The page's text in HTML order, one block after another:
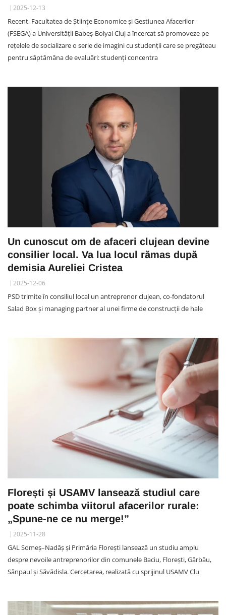
2025-12-13
Recent, Facultatea de Științe Economice și Gestiunea Afacerilor
(FSEGA) a Universității Babeș-Bolyai Cluj a încercat să promoveze pe
rețelele de socializare o serie de imagini cu studenții care se pregăteau
pentru săptămâna de evaluări: studenți concentra
Un cunoscut om de afaceri clujean devine
consilier local. Va lua locul rămas după
demisia Aureliei Cristea
2025-12-06
PSD trimite în consiliul local un antreprenor clujean, co-fondatorul
Salad Box și managing partner al unei firme de construcții de hale
Florești și USAMV lansează studiul care
poate schimba viitorul afacerilor rurale:
„Spune-ne ce nu merge!”
2025-11-28
GAL Someș–Nadăș și Primăria Florești lansează un studiu amplu
despre nevoile antreprenorilor din comunele Baciu, Florești, Gârbău,
Sânpaul și Săvădisla. Cercetarea, realizată cu sprijinul USAMV Clu